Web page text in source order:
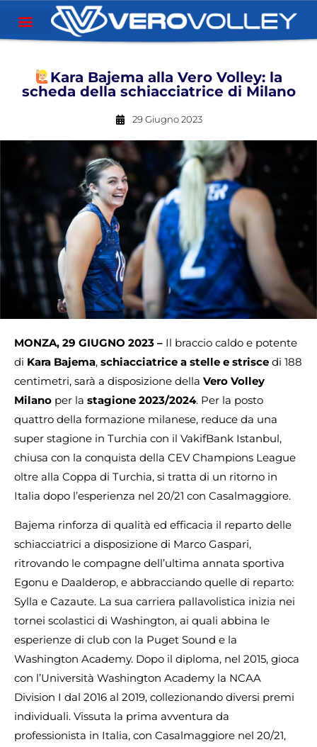
Kara Bajema alla Vero Volley: la
scheda della schiacciatrice di Milano
29 Giugno 2023
MONZA, 29 GIUGNO 2023 – Il braccio caldo e potente
di Kara Bajema, schiacciatrice a stelle e strisce di 188
centimetri, sarà a disposizione della Vero Volley
Milano per la stagione 2023/2024. Per la posto
quattro della formazione milanese, reduce da una
super stagione in Turchia con il VakifBank Istanbul,
chiusa con la conquista della CEV Champions League
oltre alla Coppa di Turchia, si tratta di un ritorno in
Italia dopo l’esperienza nel 20/21 con Casalmaggiore.
Bajema rinforza di qualità ed efficacia il reparto delle
schiacciatrici a disposizione di Marco Gaspari,
ritrovando le compagne dell’ultima annata sportiva
Egonu e Daalderop, e abbracciando quelle di reparto:
Sylla e Cazaute. La sua carriera pallavolistica inizia nei
tornei scolastici di Washington, ai quali abbina le
esperienze di club con la Puget Sound e la
Washington Academy. Dopo il diploma, nel 2015, gioca
con l’Università Washington Academy la NCAA
Division I dal 2016 al 2019, collezionando diversi premi
individuali. Vissuta la prima avventura da
professionista in Italia, con Casalmaggiore nel 20/21,